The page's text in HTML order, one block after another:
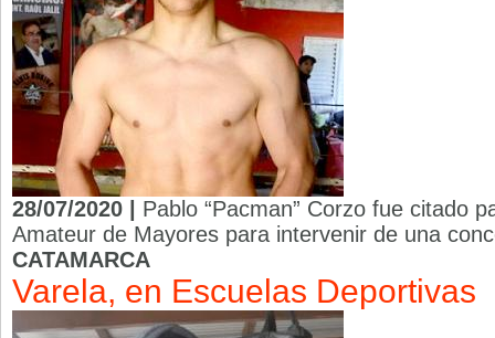
28/07/2020 | Pablo “Pacman” Corzo fue citado
Amateur de Mayores para intervenir de una
CATAMARCA
Varela, en Escuelas Deportivas